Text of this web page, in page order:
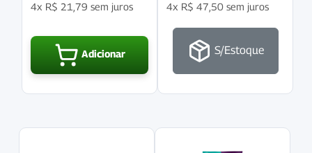
4x R$ 21,79 sem juros
Adicionar
4x R$ 47,50 sem juros
S/Estoque